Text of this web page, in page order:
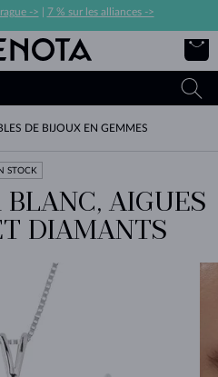
-> 7 % sur les alliances ->
DE BIJOUX EN GEMMES
STOCK
AIGUES
DIAMANTS